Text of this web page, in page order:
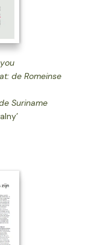
de Romeinse
Suriname